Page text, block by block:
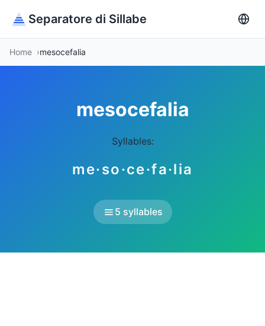
Separatore di Sillabe
Home mesocefalia
mesocefalia
Syllables:
me·so·ce·fa·lia
5 syllables